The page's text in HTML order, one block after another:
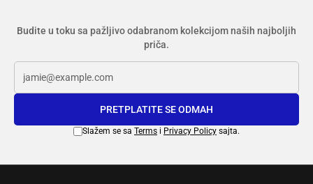
Budite u toku sa pažljivo odabranom kolekcijom naših najboljih
priča.
PRETPLATITE SE ODMAH
Slažem se sa Terms i Privacy Policy sajta.